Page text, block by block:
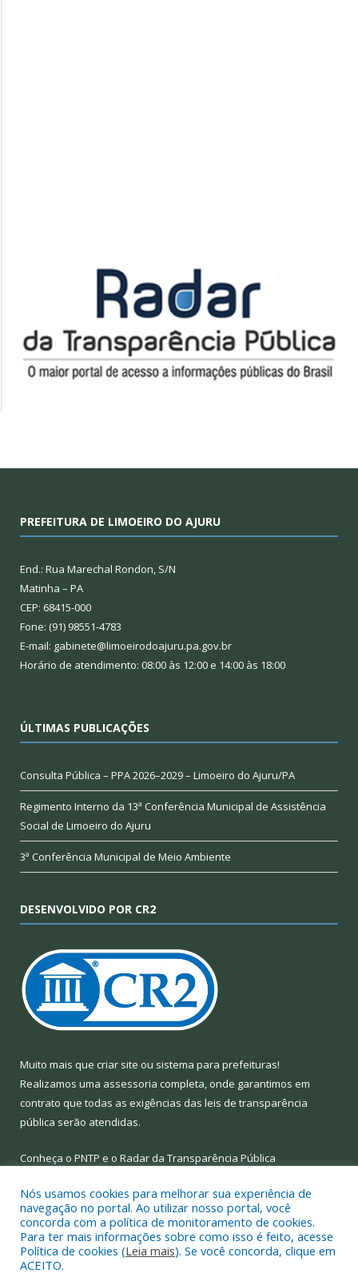
PREFEITURA DE LIMOEIRO DO AJURU
End.: Rua Marechal Rondon, S/N
Matinha – PA
CEP: 68415-000
Fone: (91) 98551-4783
E-mail: gabinete@limoeirodoajuru.pa.gov.br
Horário de atendimento: 08:00 às 12:00 e 14:00 às 18:00
ÚLTIMAS PUBLICAÇÕES
Consulta Pública – PPA 2026–2029 – Limoeiro do Ajuru/PA
Regimento Interno da 13ª Conferência Municipal de Assistência
Social de Limoeiro do Ajuru
3ª Conferência Municipal de Meio Ambiente
DESENVOLVIDO POR CR2
Muito mais que criar site ou sistema para prefeituras!
Realizamos uma assessoria completa, onde garantimos em
contrato que todas as exigências das leis de transparência
pública serão atendidas.
Conheça o PNTP e o Radar da Transparência Pública
Todos os direitos reservados a Prefeitura Municipal de Limoeiro
do Ajuru.
Nós usamos cookies para melhorar sua experiência de
navegação no portal. Ao utilizar nosso portal, você
concorda com a política de monitoramento de cookies.
Para ter mais informações sobre como isso é feito, acesse
Política de cookies (Leia mais). Se você concorda, clique em
ACEITO.